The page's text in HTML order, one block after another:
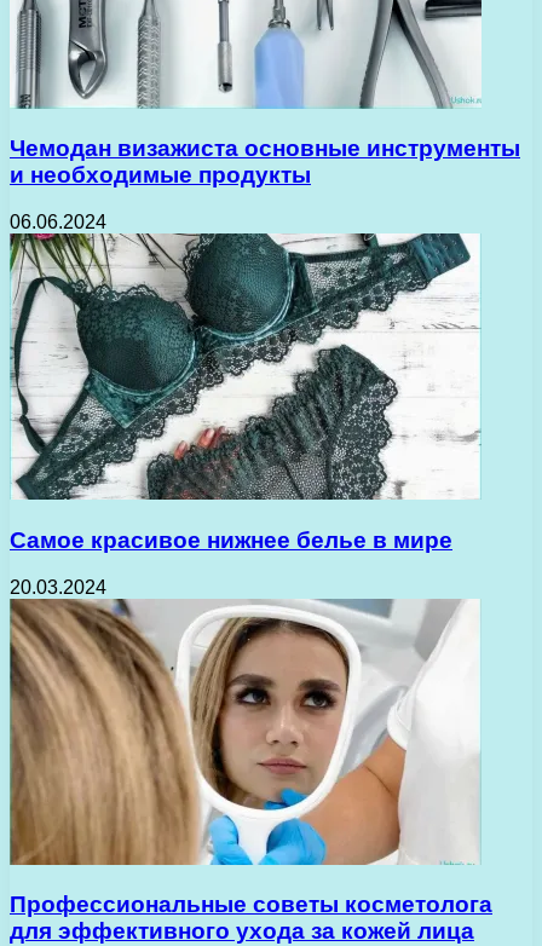
Чемодан визажиста основные инструменты
и необходимые продукты
06.06.2024
Самое красивое нижнее белье в мире
20.03.2024
Профессиональные советы косметолога
для эффективного ухода за кожей лица